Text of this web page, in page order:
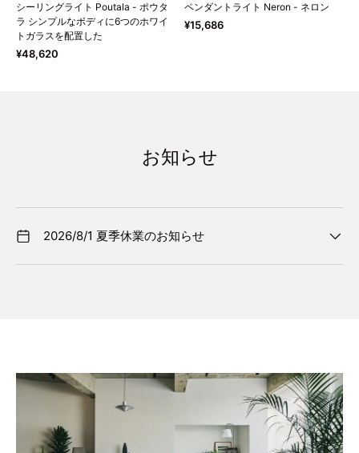
シーリングライト Poutala - ポウタ
ラ シンプルなボディに6つのホワイ
トガラスを配置した
¥48,620
ペンダントライト Neron - ネロン
¥15,686
お知らせ
2026/8/1 夏季休業のお知らせ